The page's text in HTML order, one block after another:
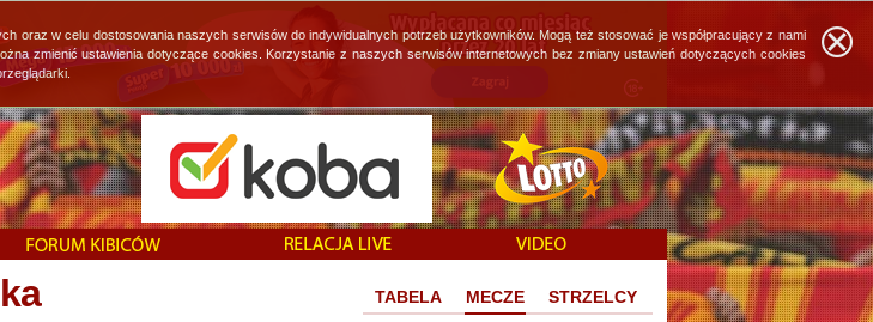
TABELA MECZE STRZELCY
w celu dostosowania naszych serwisów do indywidualnych potrzeb użytkowników. Mogą też stosować je współpracujący z nami
zmienić ustawienia dotyczące cookies. Korzystanie z naszych serwisów internetowych bez zmiany ustawień dotyczących cookies